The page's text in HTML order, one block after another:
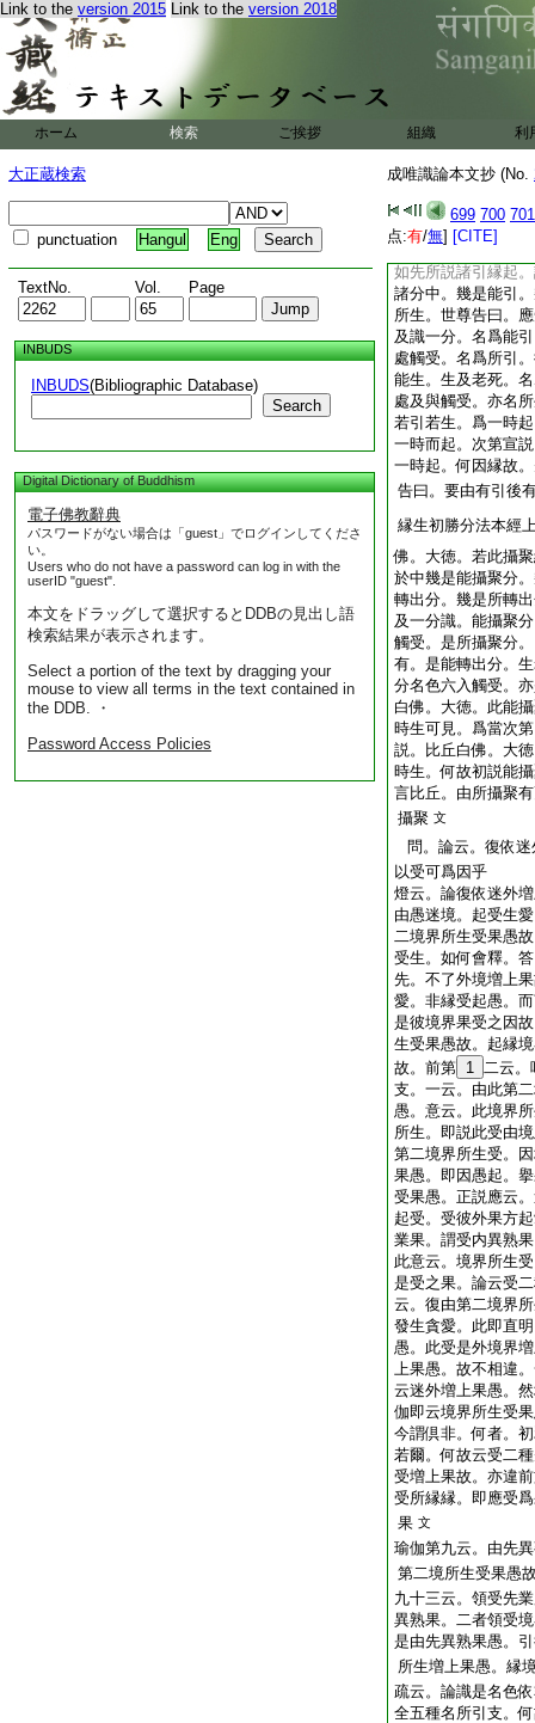
Link to the version 2015 Link to the version 2018
ホーム 検索 ご挨拶 組織 利
大正蔵検索
punctuation Hangul Eng
TextNo. Vol. Page
INBUDS
INBUDS(Bibliographic Database)
Search
Digital Dictionary of Buddhism
電子佛教辭典
パスワードがない場合は「guest」でログインしてくださ
い。
Users who do not have a password can log in with the
userID "guest".
本文をドラッグして選択するとDDBの見出し語
検索結果が表示されます。
Select a portion of the text by dragging your
mouse to view all terms in the text contained in
the DDB. ・
Password Access Policies
成唯識論本文抄 (No.
699 700 701
点:有/無] [CITE]
起。非是支攝 文
疏云。論愛望於取
位得爲因縁。縁起
約分位。未潤已前
生引同時。即雖被
等。仍名引故。唯
分別縁起初勝法門
如先所説諸引縁起
諸分中。幾是能引
所生。世尊告曰。
及識一分。名爲能
處觸受。名爲所引
能生。生及老死。
處及與觸受。亦名
若引若生。爲一時
一時而起。次第宣
一時起。何因縁故
告曰。要由有引後
縁生初勝分法本經
佛。大徳。若此攝
於中幾是能攝聚分
轉出分。幾是所轉
及一分識。能攝聚
觸受。是所攝聚分
有。是能轉出分。
分名色六入觸受。
白佛。大徳。此能
時生可見。爲當次
説。比丘白佛。大
時生。何故初説能
言比丘。由所攝聚
攝聚 文
問。論云。復依
以受可爲因乎
燈云。論復依迷外
由愚迷境。起受生
二境界所生受果愚
受生。如何會釋。
先。不了外境増上
愛。非縁受起愚。
是彼境界果受之因
生受果愚故。起縁
故。前第 1 二云。
支。一云。由此第
愚。意云。此境界
所生。即説此受由
第二境界所生受。
果愚。即因愚起。
受果愚。正説應云
起受。受彼外果方
業果。謂受内異熟
此意云。境界所生
是受之果。論云受
云。復由第二境界
發生貪愛。此即直
愚。此受是外境界
上果愚。故不相違
云迷外増上果愚。
伽即云境界所生受
今謂倶非。何者。
若爾。何故云受二
受増上果故。亦違
受所縁縁。即應受
果 文
瑜伽第九云。由先
第二境所生受果愚
九十三云。領受先
異熟果。二者領受
是由先異熟果愚。
所生増上果愚。縁
疏云。論識是名色
全五種名所引支。